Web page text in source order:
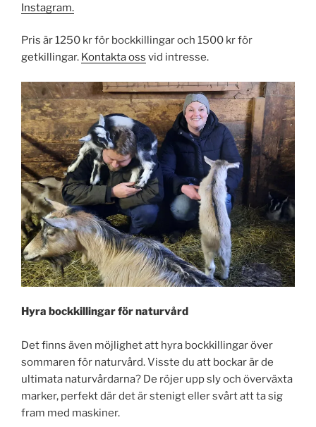
Instagram.
Pris är 1250 kr för bockkillingar och 1500 kr för
getkillingar. Kontakta oss vid intresse.
Hyra bockkillingar för naturvård
Det finns även möjlighet att hyra bockkillingar över
sommaren för naturvård. Visste du att bockar är de
ultimata naturvårdarna? De röjer upp sly och överväxta
marker, perfekt där det är stenigt eller svårt att ta sig
fram med maskiner.